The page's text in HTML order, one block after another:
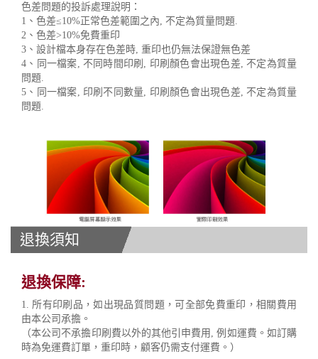
色差問題的投訴處理說明：
1、色差≤10%正常色差範圍之內, 不定為質量問題.
2、色差>10%免費重印
3、設計檔本身存在色差時, 重印也仍無法保證無色差
4、同一檔案, 不同時間印刷, 印刷顏色會出現色差, 不定為質量
問題.
5、同一檔案, 印刷不同數量, 印刷顏色會出現色差, 不定為質量
問題.
退換須知
退換保障:
1. 所有印刷品，如出現品質問題，可全部免費重印，相關費用
由本公司承擔。
（本公司不承擔印刷費以外的其他引申費用, 例如運費。如訂購
時為免運費訂單，重印時，顧客仍需支付運費。）